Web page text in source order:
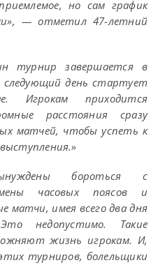
но сам график
— отметил 47-летний
турнир завершается в
следующий день стартует
Игрокам приходится
расстояния сразу
матчей, чтобы успеть к
бороться с
часовых поясов и
матчи, имея всего два дня
недопустимо. Такие
жизнь игрокам. И,
турниров, болельщики